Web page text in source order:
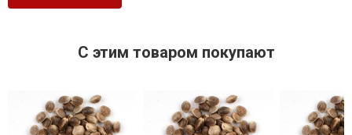
C этим товаром покупают